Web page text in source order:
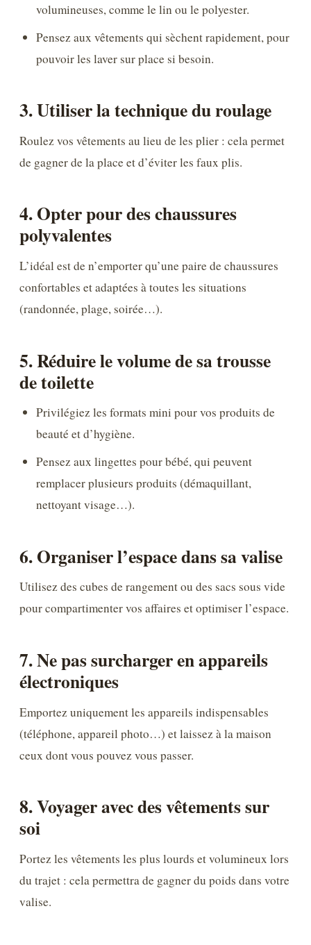
volumineuses, comme le lin ou le polyester.
Pensez aux vêtements qui sèchent rapidement, pour
pouvoir les laver sur place si besoin.
3. Utiliser la technique du roulage
Roulez vos vêtements au lieu de les plier : cela permet
de gagner de la place et d’éviter les faux plis.
4. Opter pour des chaussures
polyvalentes
L’idéal est de n’emporter qu’une paire de chaussures
confortables et adaptées à toutes les situations
(randonnée, plage, soirée…).
5. Réduire le volume de sa trousse
de toilette
Privilégiez les formats mini pour vos produits de
beauté et d’hygiène.
Pensez aux lingettes pour bébé, qui peuvent
remplacer plusieurs produits (démaquillant,
nettoyant visage…).
6. Organiser l’espace dans sa valise
Utilisez des cubes de rangement ou des sacs sous vide
pour compartimenter vos affaires et optimiser l’espace.
7. Ne pas surcharger en appareils
électroniques
Emportez uniquement les appareils indispensables
(téléphone, appareil photo…) et laissez à la maison
ceux dont vous pouvez vous passer.
8. Voyager avec des vêtements sur
soi
Portez les vêtements les plus lourds et volumineux lors
du trajet : cela permettra de gagner du poids dans votre
valise.